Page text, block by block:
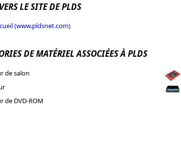
LE SITE DE PLDS
(www.pldsnet.com)
DE MATÉRIEL ASSOCIÉES À PLDS
de salon
de DVD-ROM